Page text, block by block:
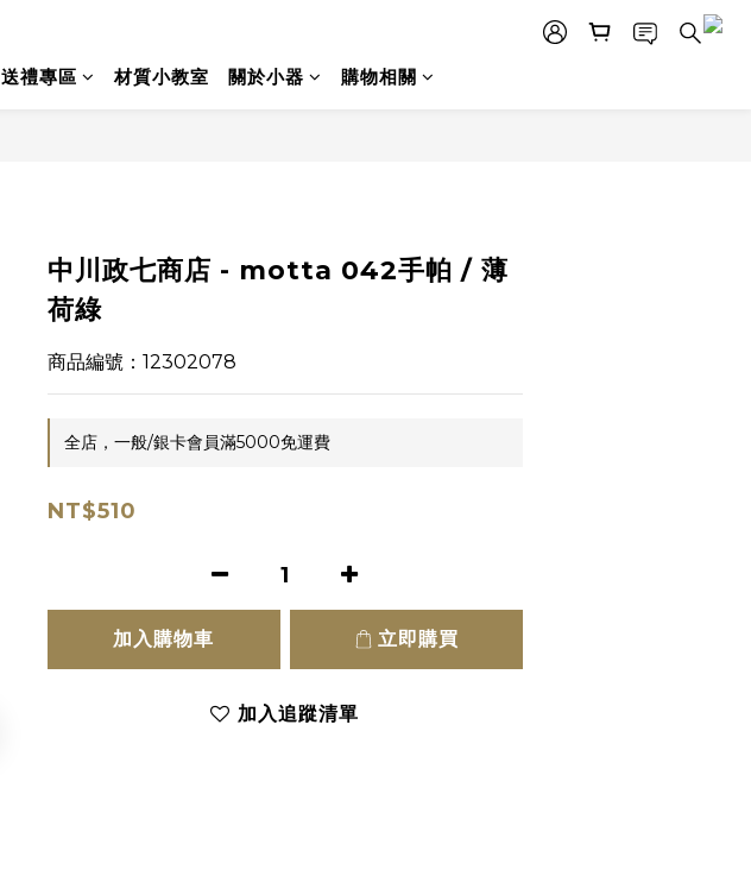
送禮專區 材質小教室 關於小器 購物相關
中川政七商店 - motta 042手帕 / 薄
荷綠
商品編號：12302078
全店，一般/銀卡會員滿5000免運費
NT$510
加入購物車 立即購買
加入追蹤清單